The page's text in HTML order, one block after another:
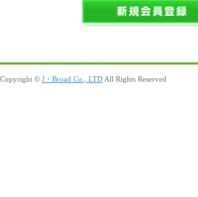
Copyright © J・Broad Co., LTD All Rights Reserved